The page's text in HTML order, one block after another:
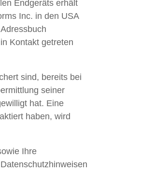
Endgeräts erhält
Inc. in den USA
Kontakt getreten
sind, bereits bei
seiner
hat. Eine
haben, wird
Ihre